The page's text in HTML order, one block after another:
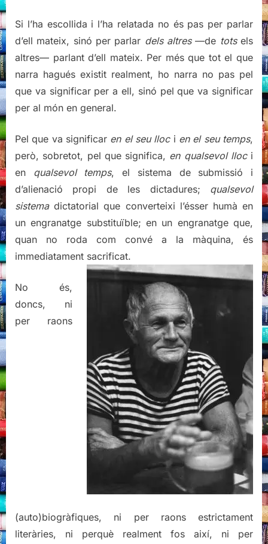
Si l’ha escollida i l’ha relatada no és pas per parlar
d’ell mateix, sinó per parlar dels altres—de totsels
altres— parlant d’ell mateix. Per més que tot el que
narra hagués existit realment, ho narra no pas pel
que va significar per a ell, sinó pel que va significar
per al món en general.
Pel que va significar en el seu lloci en el seu temps,
però, sobretot, pel que significa, en qualsevol lloci
en qualsevol temps, el sistema de submissió i
d’alienació propi de les dictadures; qualsevol
sistemadictatorial que converteixi l’ésser humà en
un engranatge substituïble; en un engranatge que,
quan no roda com convé a la màquina, és
immediatament sacrificat.
No és,
doncs, ni
per raons
(auto)biogràfiques, ni per raons estrictament
literàries, ni perquè realment fos així, ni per